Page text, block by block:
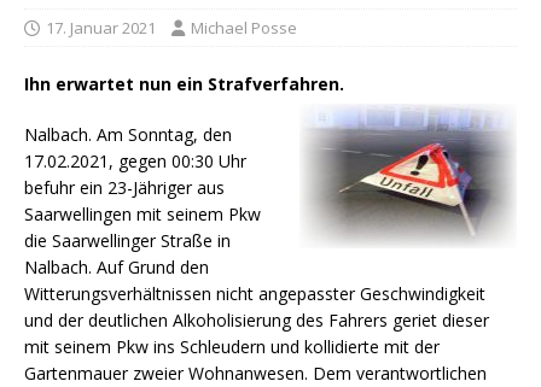
17. Januar 2021 Michael Posse
Ihn erwartet nun ein Strafverfahren.
Nalbach. Am Sonntag, den
17.02.2021, gegen 00:30 Uhr
befuhr ein 23-Jähriger aus
Saarwellingen mit seinem Pkw
die Saarwellinger Straße in
Nalbach. Auf Grund den
Witterungsverhältnissen nicht angepasster Geschwindigkeit
und der deutlichen Alkoholisierung des Fahrers geriet dieser
mit seinem Pkw ins Schleudern und kollidierte mit der
Gartenmauer zweier Wohnanwesen. Dem verantwortlichen